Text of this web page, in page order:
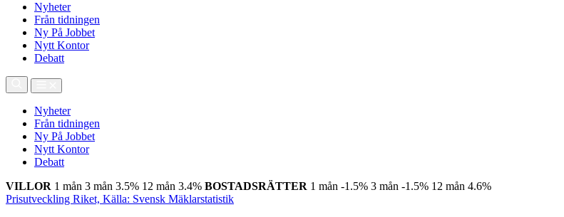
Nyheter
Från tidningen
Ny På Jobbet
Nytt Kontor
Debatt
Nyheter
Från tidningen
Ny På Jobbet
Nytt Kontor
Debatt
VILLOR 1 mån 3 mån 3.5% 12 mån 3.4% BOSTADSRÄTTER 1 mån -1.5% 3 mån -1.5% 12 mån 4.6%
Prisutveckling Riket, Källa: Svensk Mäklarstatistik